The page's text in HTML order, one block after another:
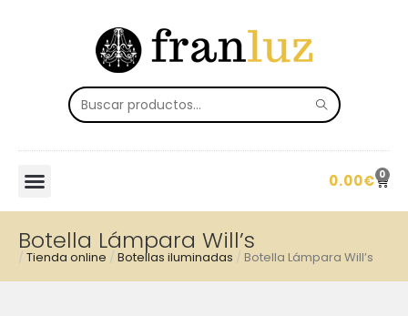
0.00€ 0
Botella Lámpara Will’s
/ Tienda online / Botellas iluminadas / Botella Lámpara Will’s